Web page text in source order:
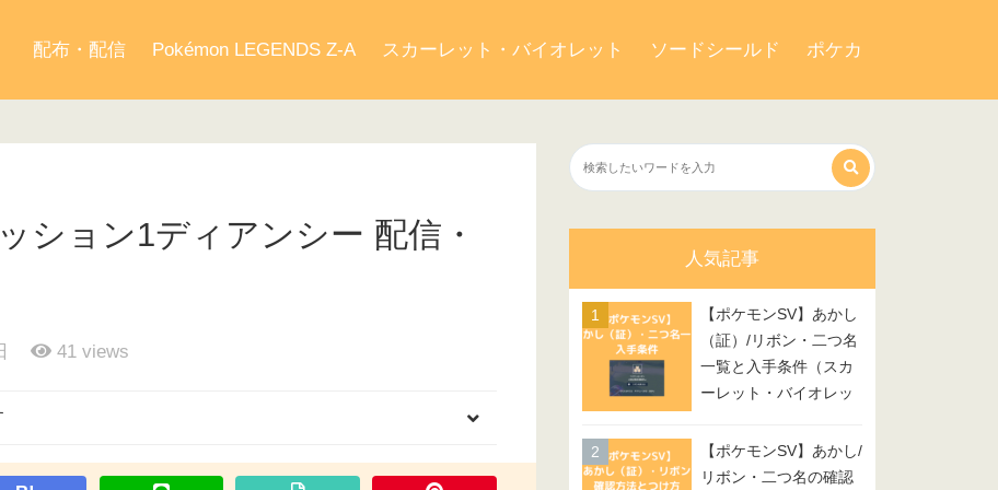
配布・配信 Pokémon LEGENDS Z-A スカーレット・バイオレット ソードシールド ポケカ
ション1ディアンシー 配信・
41 views
人気記事
【ポケモンSV】あかし
（証）/リボン・二つ名
一覧と入手条件（スカ
ーレット・バイオレッ
【ポケモンSV】あかし/
リボン・二つ名の確認